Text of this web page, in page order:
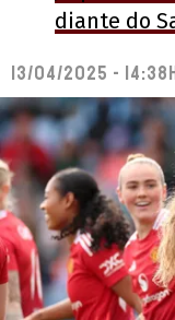
diante do
13/04/2025 -